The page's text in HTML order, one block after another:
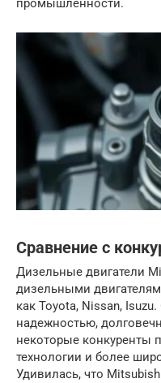
промышленности.
Сравнение с
Дизельные двигатели
дизельными
как Toyota, Nissan,
надежностью,
некоторые конкуренты
технологии и более
Удивилась, что